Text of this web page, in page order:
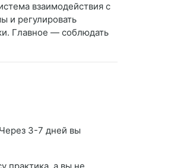
взаимодействия с
и регулировать
Главное — соблюдать
3-7 дней вы